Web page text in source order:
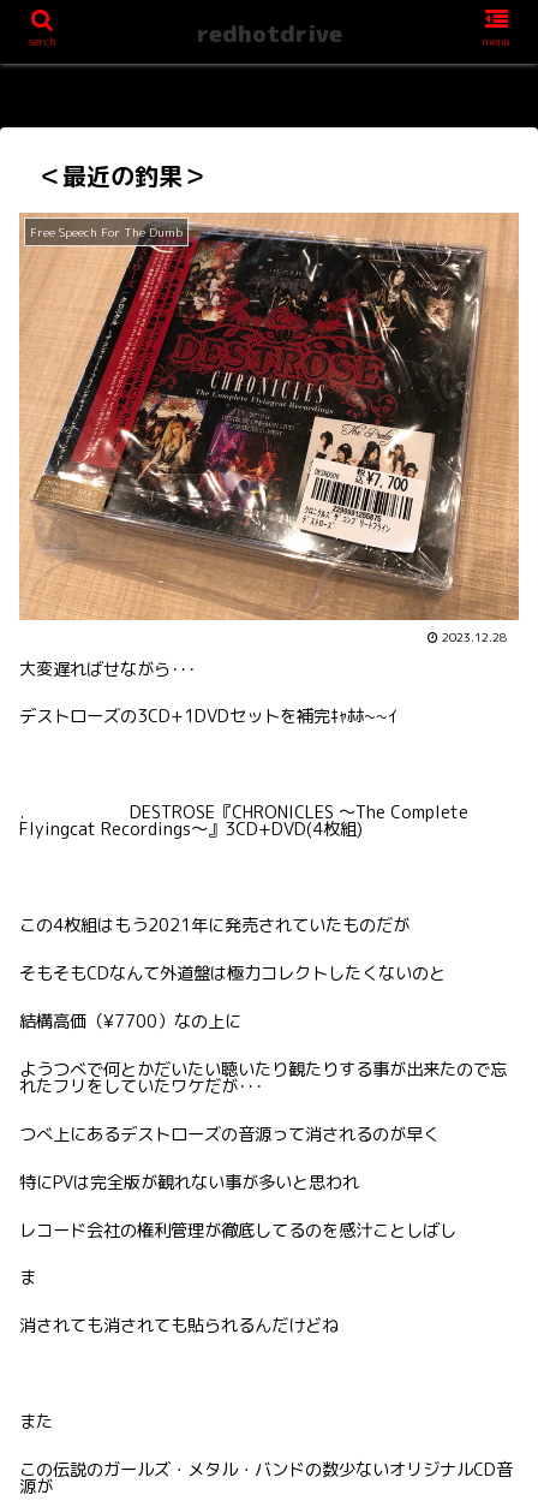
＜最近の釣果＞
Free Speech For The Dumb
2023.12.28
大変遅ればせながら･･･
デストローズの3CD+1DVDセットを補完ｷｬﾎﾎ~~ｲ
. DESTROSE『CHRONICLES ～The Complete
Flyingcat Recordings～』3CD+DVD(4枚組)
この4枚組はもう2021年に発売されていたものだが
そもそもCDなんて外道盤は極力コレクトしたくないのと
結構高価（¥7700）なの上に
ようつべで何とかだいたい聴いたり観たりする事が出来たので忘
れたフリをしていたワケだが･･･
つべ上にあるデストローズの音源って消されるのが早く
特にPVは完全版が観れない事が多いと思われ
レコード会社の権利管理が徹底してるのを感汁ことしばし
ま
消されても消されても貼られるんだけどね
また
この伝説のガールズ・メタル・バンドの数少ないオリジナルCD音
源が
serch redhotdrive menu